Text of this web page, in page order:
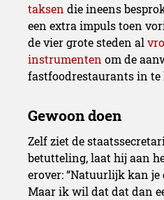
taksen die ineens
een extra impuls toen
de vier grote steden al
instrumenten om de
fastfoodrestaurants in
Zelf ziet de
betutteling, laat hij aan
erover: “Natuurlijk kan
Maar ik wil dat dat dan